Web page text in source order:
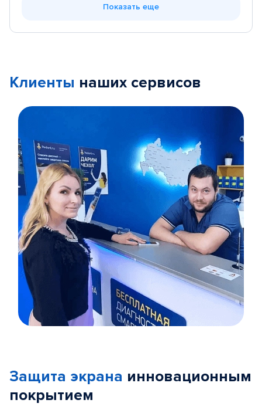
Показать еще
Клиенты наших сервисов
5
Защита экрана инновационным
покрытием